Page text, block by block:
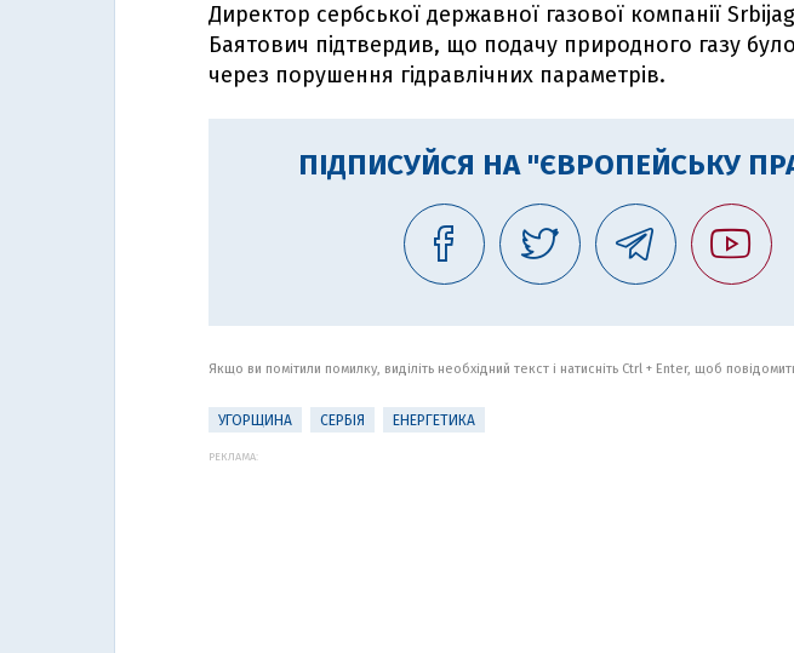
Директор сербської державної газової компанії
Баятович підтвердив, що подачу природного газу
через порушення гідравлічних параметрів.
ПІДПИСУЙСЯ НА "ЄВРОПЕЙСЬКУ
Якщо ви помітили помилку, виділіть необхідний текст і натисніть Ctrl + Enter, щоб
УГОРЩИНА СЕРБІЯ ЕНЕРГЕТИКА
РЕКЛАМА: